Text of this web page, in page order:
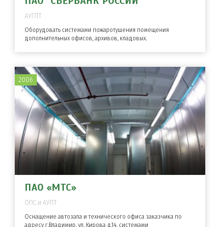
АУГПТ
Оборудовать системами пожаротушения помещения
дополнительных офисов, архивов, кладовых.
ПАО «МТС»
ОПС и АУПТ
Оснащение автозала и технического офиса заказчика по
адресу г.Владимир, ул. Кирова д.14, системами
2006